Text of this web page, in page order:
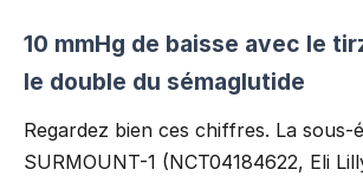
10 mmHg de baisse avec le
le double du sémaglutide
Regardez bien ces chiffres. La sous-
SURMOUNT-1 (NCT04184622, Eli